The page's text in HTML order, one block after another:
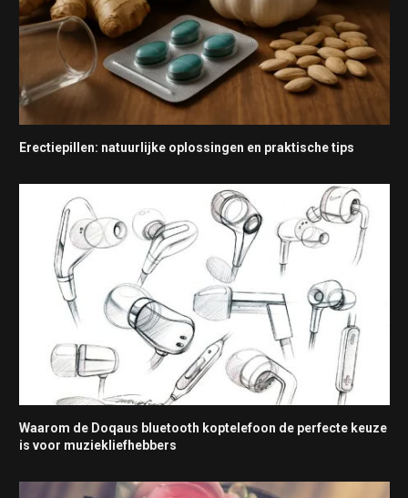
Erectiepillen: natuurlijke oplossingen en praktische tips
Waarom de Doqaus bluetooth koptelefoon de perfecte keuze
is voor muziekliefhebbers